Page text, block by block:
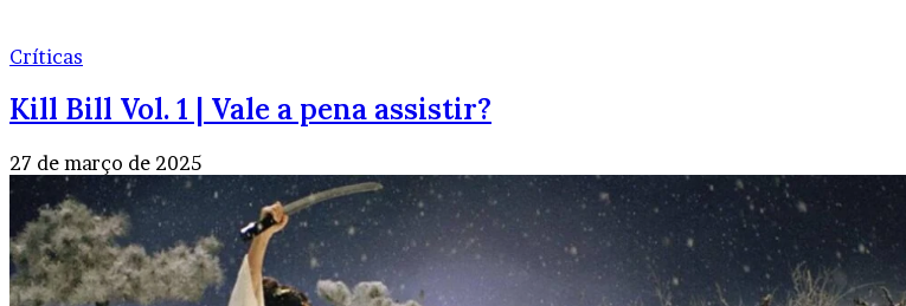
Críticas
Kill Bill Vol. 1 | Vale a pena assistir?
27 de março de 2025